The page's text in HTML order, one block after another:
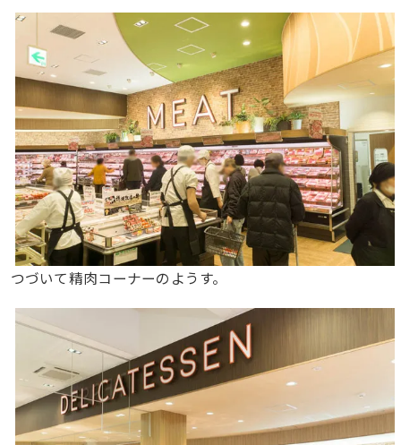
つづいて精肉コーナーのようす。